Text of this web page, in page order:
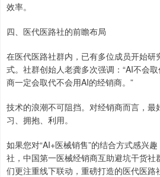
效率。
四、医代医路社的前瞻布局
在医代医路社群内，已有多位成员开始研
式。社群创始人老龚多次强调：“AI不会
商一定会取代不会用AI的经销商。”
技术的浪潮不可阻挡。对经销商而言，
习、拥抱、利用。
如果您对“AI+医械销售”的结合方式感兴
社，中国第一医械经销商互助避坑干货
们更注重线下联动，重磅打造的医代医